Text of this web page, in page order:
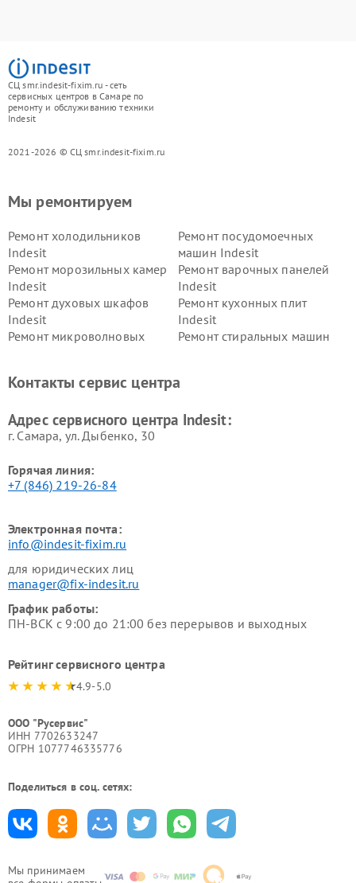
СЦ smr.indesit-fixim.ru - сеть
сервисных центров в Самаре по
ремонту и обслуживанию техники
Indesit
2021-2026 © СЦ smr.indesit-fixim.ru
Мы принимаем
Мы ремонтируем
Ремонт холодильников
Indesit
Ремонт посудомоечных
машин Indesit
Ремонт морозильных камер
Indesit
Ремонт варочных панелей
Indesit
Ремонт духовых шкафов
Indesit
Ремонт кухонных плит
Indesit
Ремонт микроволновых
Ремонт стиральных машин
Indesit
Indesit
Контакты сервис центра
Адрес сервисного центра Indesit:
г. Самара, ул. Дыбенко, 30
Горячая линия:
+7 (846) 219-26-84
Электронная почта:
info@indesit-fixim.ru
для юридических лиц
manager@fix-indesit.ru
График работы:
ПН-ВСК с 9:00 до 21:00 без перерывов и выходных
Рейтинг сервисного центра
4.9-5.0
ООО "Русервис"
ИНН 7702633247
ОГРН 1077746335776
Поделиться в соц. сетях: